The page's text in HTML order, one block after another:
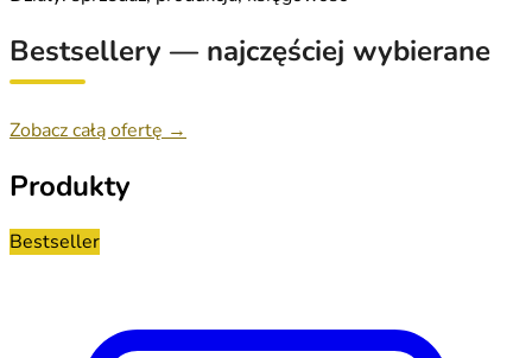
Bestsellery — najczęściej wybierane
Zobacz całą ofertę →
Produkty
Bestseller